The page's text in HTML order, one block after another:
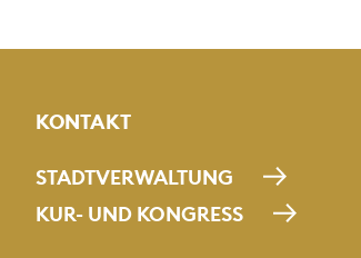
KONTAKT
STADTVERWALTUNG
KUR- UND KONGRESS